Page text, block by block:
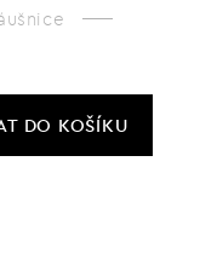
DO KOŠÍKU